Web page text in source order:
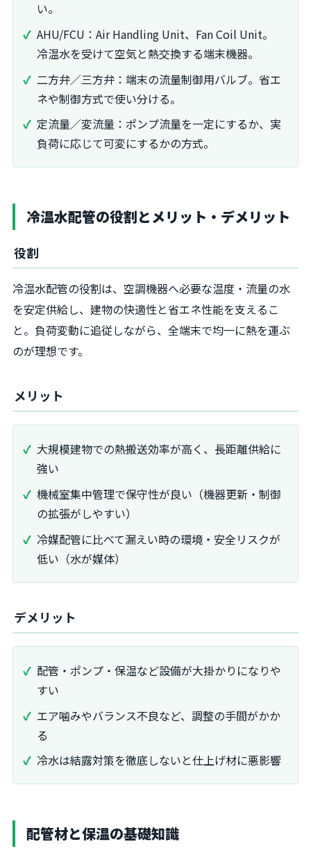
い。
AHU/FCU：Air Handling Unit、Fan Coil Unit。
冷温水を受けて空気と熱交換する端末機器。
二方弁／三方弁：端末の流量制御用バルブ。省エ
ネや制御方式で使い分ける。
定流量／変流量：ポンプ流量を一定にするか、実
負荷に応じて可変にするかの方式。
冷温水配管の役割とメリット・デメリット
役割
冷温水配管の役割は、空調機器へ必要な温度・流量の水
を安定供給し、建物の快適性と省エネ性能を支えるこ
と。負荷変動に追従しながら、全端末で均一に熱を運ぶ
のが理想です。
メリット
大規模建物での熱搬送効率が高く、長距離供給に
強い
機械室集中管理で保守性が良い（機器更新・制御
の拡張がしやすい）
冷媒配管に比べて漏えい時の環境・安全リスクが
低い（水が媒体）
デメリット
配管・ポンプ・保温など設備が大掛かりになりや
すい
エア噛みやバランス不良など、調整の手間がかか
る
冷水は結露対策を徹底しないと仕上げ材に悪影響
配管材と保温の基礎知識